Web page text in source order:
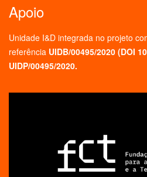
Apoio
Unidade I&D integrada no projeto
referência UIDB/00495/2020 (DOI
UIDP/00495/2020.